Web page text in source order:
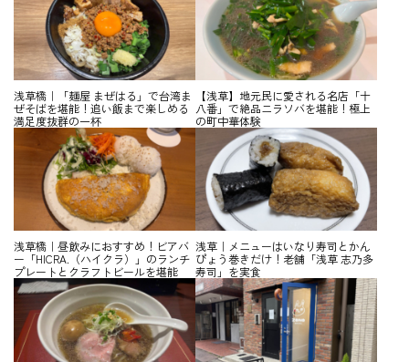
浅草橋｜「麺屋 まぜはる」で台湾ま
ぜそばを堪能！追い飯まで楽しめる
満足度抜群の一杯
【浅草】地元民に愛される名店「十
八番」で絶品ニラソバを堪能！極上
の町中華体験
浅草橋｜昼飲みにおすすめ！ビアバ
ー「HICRA.（ハイクラ）」のランチ
プレートとクラフトビールを堪能
浅草｜メニューはいなり寿司とかん
ぴょう巻きだけ！老舗「浅草 志乃多
寿司」を実食